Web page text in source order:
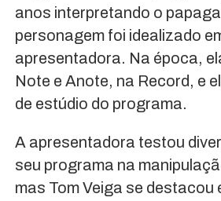
anos interpretando o
personagem foi idealizado
apresentadora. Na época,
Note e Anote, na Record, e
de estúdio do programa.
A apresentadora testou
seu programa na
mas Tom Veiga se destacou